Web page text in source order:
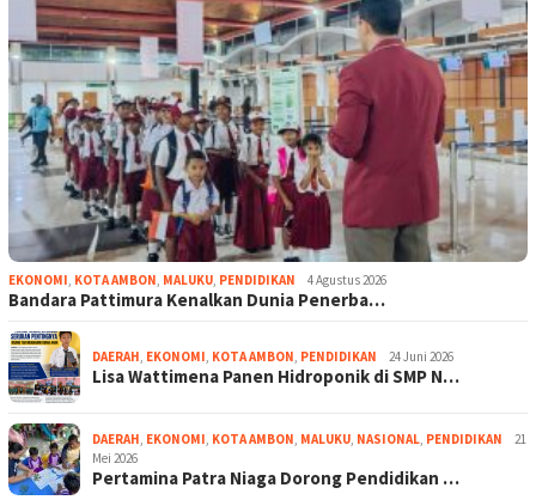
EKONOMI, KOTA AMBON, MALUKU, PENDIDIKAN 4 Agustus 2026
Bandara Pattimura Kenalkan Dunia Penerba…
DAERAH, EKONOMI, KOTA AMBON, PENDIDIKAN 24 Juni 2026
Lisa Wattimena Panen Hidroponik di SMP N…
DAERAH, EKONOMI, KOTA AMBON, MALUKU, NASIONAL, PENDIDIKAN
21
Mei 2026
Pertamina Patra Niaga Dorong Pendidikan …